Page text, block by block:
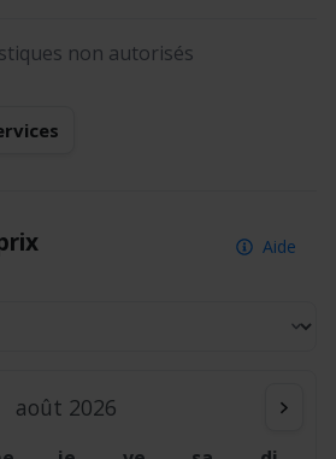
non autorisés
Aide
août 2026